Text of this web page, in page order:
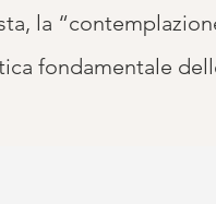
la
fondamentale